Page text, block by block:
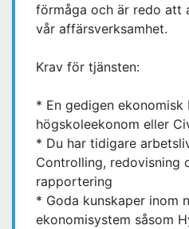
förmåga och är redo att
vår affärsverksamhet.
Krav för tjänsten:
* En gedigen
högskoleekonom eller
* Du har tidigare
Controlling, redovisning
rapportering
* Goda kunskaper inom
ekonomisystem såsom